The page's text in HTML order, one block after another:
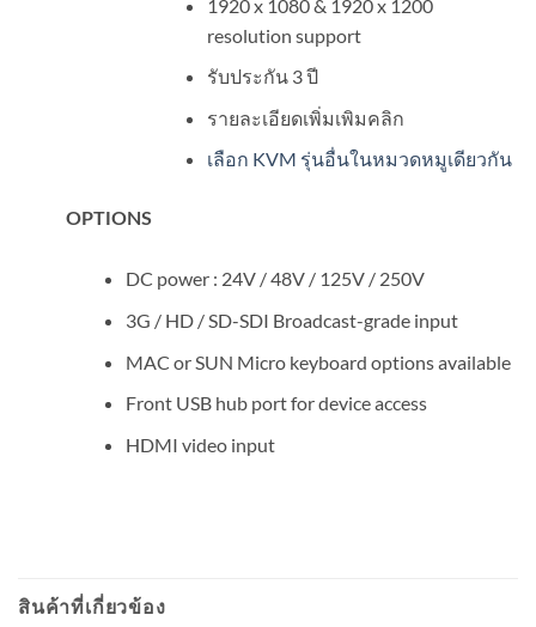
1920 x 1080 & 1920 x 1200
resolution support
รับประกัน 3 ปี
รายละเอียดเพิ่มเพิมคลิก
เลือก KVM รุ่นอื่นในหมวดหมูเดียวกัน
OPTIONS
DC power : 24V / 48V / 125V / 250V
3G / HD / SD-SDI Broadcast-grade input
MAC or SUN Micro keyboard options available
Front USB hub port for device access
HDMI video input
สินค้าที่เกี่ยวข้อง